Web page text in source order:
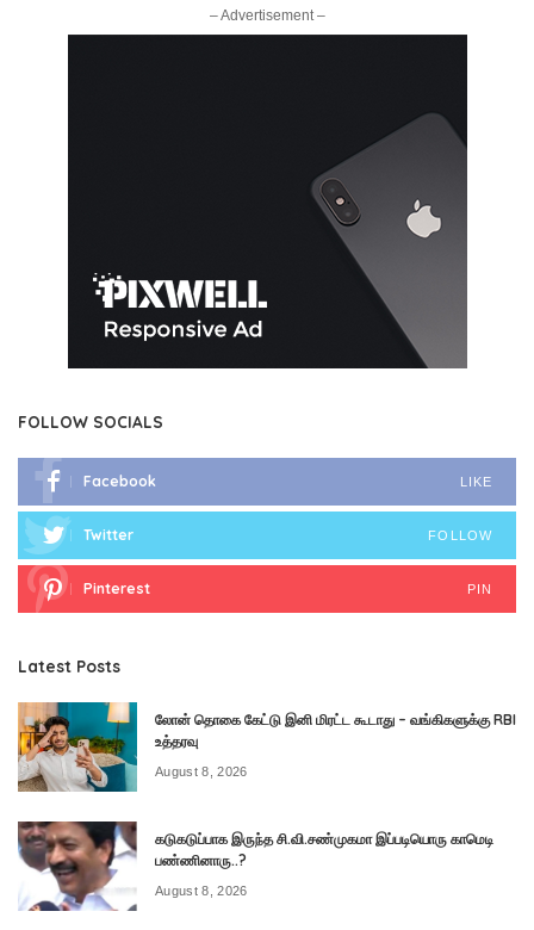
– Advertisement –
FOLLOW SOCIALS
Facebook LIKE
Twitter FOLLOW
Pinterest PIN
Latest Posts
லோன் தொகை கேட்டு இனி மிரட்ட கூடாது – வங்கிகளுக்கு RBI
உத்தரவு
August 8, 2026
கடுகடுப்பாக இருந்த சி.வி.சண்முகமா இப்படியொரு காமெடி
பண்ணினாரு..?
August 8, 2026